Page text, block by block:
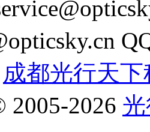
成都光行天
2005-2026